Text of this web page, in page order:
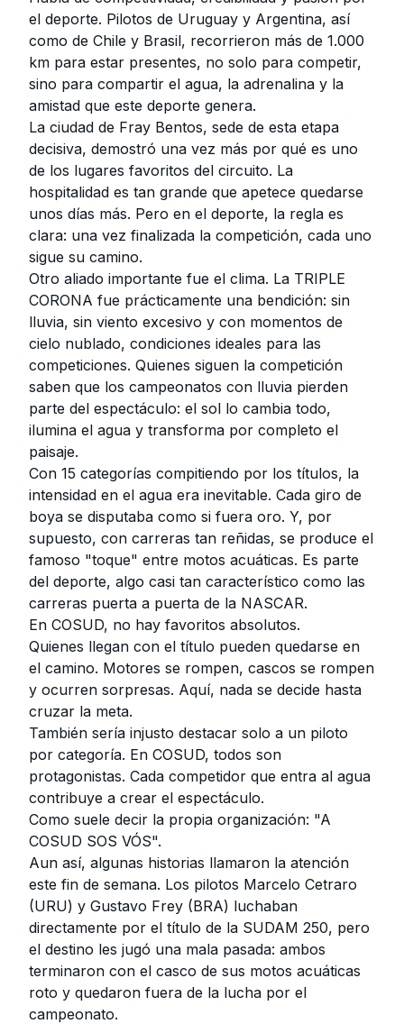
el deporte. Pilotos de Uruguay y Argentina, así
como de Chile y Brasil, recorrieron más de 1.000
km para estar presentes, no solo para competir,
sino para compartir el agua, la adrenalina y la
amistad que este deporte genera.
La ciudad de Fray Bentos, sede de esta etapa
decisiva, demostró una vez más por qué es uno
de los lugares favoritos del circuito. La
hospitalidad es tan grande que apetece quedarse
unos días más. Pero en el deporte, la regla es
clara: una vez finalizada la competición, cada uno
sigue su camino.
Otro aliado importante fue el clima. La TRIPLE
CORONA fue prácticamente una bendición: sin
lluvia, sin viento excesivo y con momentos de
cielo nublado, condiciones ideales para las
competiciones. Quienes siguen la competición
saben que los campeonatos con lluvia pierden
parte del espectáculo: el sol lo cambia todo,
ilumina el agua y transforma por completo el
paisaje.
Con 15 categorías compitiendo por los títulos, la
intensidad en el agua era inevitable. Cada giro de
boya se disputaba como si fuera oro. Y, por
supuesto, con carreras tan reñidas, se produce el
famoso "toque" entre motos acuáticas. Es parte
del deporte, algo casi tan característico como las
carreras puerta a puerta de la NASCAR.
En COSUD, no hay favoritos absolutos.
Quienes llegan con el título pueden quedarse en
el camino. Motores se rompen, cascos se rompen
y ocurren sorpresas. Aquí, nada se decide hasta
cruzar la meta.
También sería injusto destacar solo a un piloto
por categoría. En COSUD, todos son
protagonistas. Cada competidor que entra al agua
contribuye a crear el espectáculo.
Como suele decir la propia organización: "A
COSUD SOS VÓS".
Aun así, algunas historias llamaron la atención
este fin de semana. Los pilotos Marcelo Cetraro
(URU) y Gustavo Frey (BRA) luchaban
directamente por el título de la SUDAM 250, pero
el destino les jugó una mala pasada: ambos
terminaron con el casco de sus motos acuáticas
roto y quedaron fuera de la lucha por el
campeonato.